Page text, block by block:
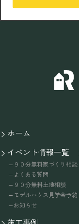
ホーム
イベント情報一覧
９０分無料家づくり相談
よくある質問
９０分無料土地相談
モデルハウス見学会予約
お知らせ